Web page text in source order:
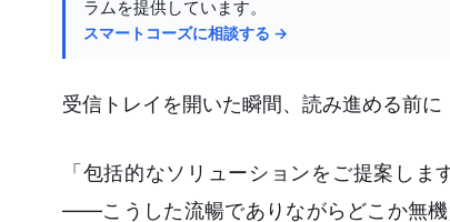
ラムを提供しています。
スマートコーズに相談する →
受信トレイを開いた瞬間、読み進める前
「包括的なソリューションをご提案し
——こうした流暢でありながらどこか無機